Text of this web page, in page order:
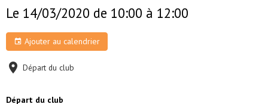
Le 14/03/2020 de 10:00 à 12:00
Ajouter au calendrier
Départ du club
Départ du club